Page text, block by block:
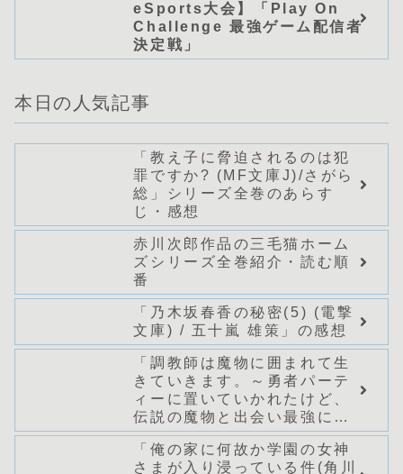
eSports大会】「Play On
Challenge 最強ゲーム配信者
決定戦」
本日の人気記事
「教え子に脅迫されるのは犯
罪ですか? (MF文庫J)/さがら
総」シリーズ全巻のあらす
じ・感想
赤川次郎作品の三毛猫ホーム
ズシリーズ全巻紹介・読む順
番
「乃木坂春香の秘密(5) (電撃
文庫) / 五十嵐 雄策」の感想
「調教師は魔物に囲まれて生
きていきます。～勇者パーテ
ィーに置いていかれたけど、
伝説の魔物と出会い最強にな
ってた～(グラストNOVELS)/
七篠龍」シリーズ全巻のあら
「俺の家に何故か学園の女神
さまが入り浸っている件(角川